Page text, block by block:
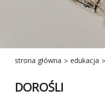
strona główna edukacja
DOROŚLI